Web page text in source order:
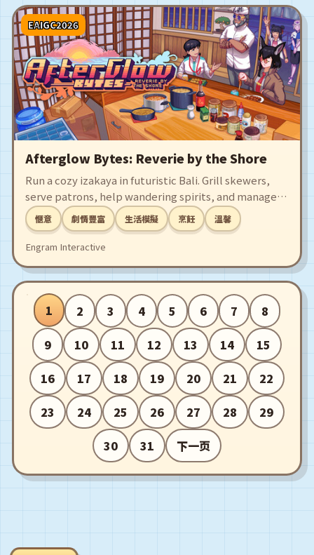
EAIGC2026
Afterglow Bytes: Reverie by the Shore
Run a cozy izakaya in futuristic Bali. Grill skewers,
serve patrons, help wandering spirits, and manage
supplies to keep your evening haven alive. Every
night tells a new story.
愜意 劇情豐富 生活模擬 烹飪 溫馨
Engram Interactive
1 2 3 4 5 6 7
8
9
10 11 12 13 14
15
16
17 18 19 20 21
22
23
24 25 26 27 28
29
30
31 下一页